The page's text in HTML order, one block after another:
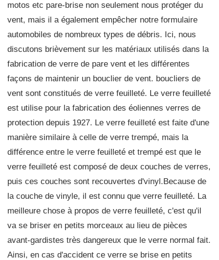
motos etc pare-brise non seulement nous protéger du
vent, mais il a également empêcher notre formulaire
automobiles de nombreux types de débris. Ici, nous
discutons brièvement sur les matériaux utilisés dans la
fabrication de verre de pare vent et les différentes
façons de maintenir un bouclier de vent. boucliers de
vent sont constitués de verre feuilleté. Le verre feuilleté
est utilise pour la fabrication des éoliennes verres de
protection depuis 1927. Le verre feuilleté est faite d'une
manière similaire à celle de verre trempé, mais la
différence entre le verre feuilleté et trempé est que le
verre feuilleté est composé de deux couches de verres,
puis ces couches sont recouvertes d'vinyl.Because de
la couche de vinyle, il est connu que verre feuilleté. La
meilleure chose à propos de verre feuilleté, c'est qu'il
va se briser en petits morceaux au lieu de pièces
avant-gardistes très dangereux que le verre normal fait.
Ainsi, en cas d'accident ce verre se brise en petits